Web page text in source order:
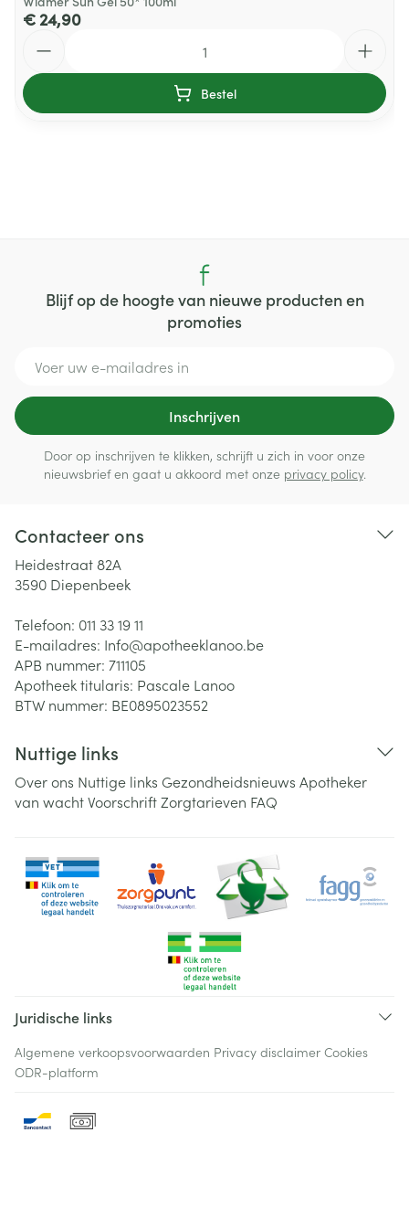
€ 24,90
Bestel
Blijf op de hoogte van nieuwe producten en
promoties
Inschrijven
Door op inschrijven te klikken, schrijft u zich in voor onze
nieuwsbrief en gaat u akkoord met onze privacy policy.
Contacteer ons
Heidestraat 82A
3590 Diepenbeek
Telefoon: 011 33 19 11
E-mailadres: Info@apotheeklanoo.be
APB nummer: 711105
Apotheek titularis: Pascale Lanoo
BTW nummer: BE0895023552
Nuttige links
Over ons Nuttige links Gezondheidsnieuws Apotheker
van wachtVoorschriftZorgtarieven FAQ
Juridische links
Algemene verkoopsvoorwaarden Privacy disclaimer Cookies
ODR-platform